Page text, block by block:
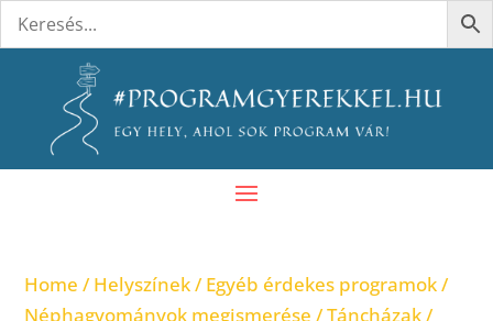
Home /Helyszínek/Egyéb érdekes programok/
Néphagyományok megismerése /Táncházak/